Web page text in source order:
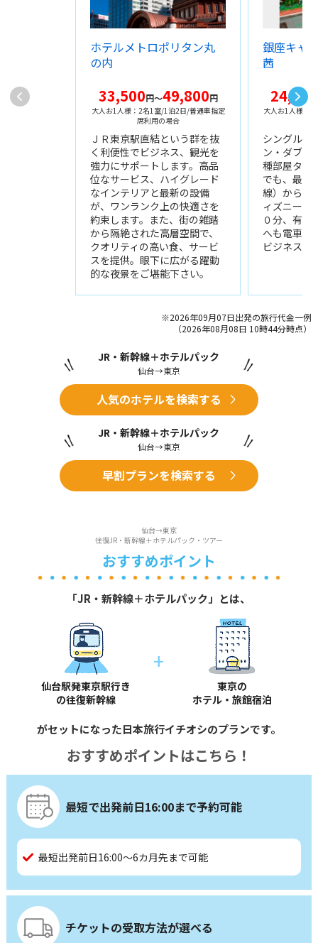
ホテルメトロポリタン丸
の内
33,500円～49,800円
大人お1人様：2名1室/1泊2日/普通車指定
席利用の場合
ＪＲ東京駅直結という群を抜
く利便性でビジネス、観光を
強力にサポートします。高品
位なサービス、ハイグレード
なインテリアと最新の設備
が、ワンランク上の快適さを
約束します。また、街の雑踏
から隔絶された高層空間で、
クオリティの高い食、サービ
スを提供。眼下に広がる躍動
的な夜景をご堪能下さい。
銀座キャ
茜
24,700
大人お1人様：
シングル・
ン・ダブル
種部屋タイ
でも、最寄
線）からも
ィズニーラ
０分、有明
へも電車で
ビジネスに
※2026年09月07日出発の旅行代金一例
（2026年08月08日 10時44分時点）
JR・新幹線＋ホテルパック
仙台→東京
人気のホテルを検索する
JR・新幹線＋ホテルパック
仙台→東京
早割プランを検索する
仙台→東京
往復JR・新幹線＋ホテルパック・ツアー
おすすめポイント
「JR・新幹線＋ホテルパック」とは、
仙台駅発東京駅行き
の往復新幹線
+
東京の
ホテル・旅館宿泊
がセットになった日本旅行イチオシのプランです。
おすすめポイントはこちら！
最短で出発前日16:00まで予約可能
最短出発前日16:00～6カ月先まで可能
チケットの受取方法が選べる